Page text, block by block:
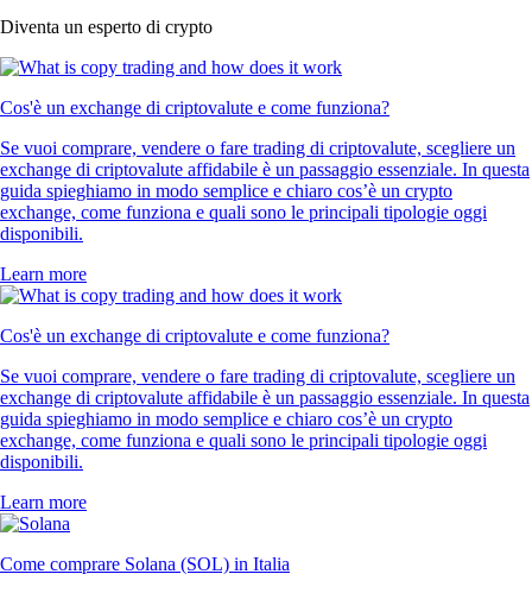
Diventa un esperto di crypto
Cos'è un exchange di criptovalute e come funziona?
Se vuoi comprare, vendere o fare trading di criptovalute, scegliere un
exchange di criptovalute affidabile è un passaggio essenziale. In questa
guida spieghiamo in modo semplice e chiaro cos’è un crypto
exchange, come funziona e quali sono le principali tipologie oggi
disponibili.
Learn more
Cos'è un exchange di criptovalute e come funziona?
Se vuoi comprare, vendere o fare trading di criptovalute, scegliere un
exchange di criptovalute affidabile è un passaggio essenziale. In questa
guida spieghiamo in modo semplice e chiaro cos’è un crypto
exchange, come funziona e quali sono le principali tipologie oggi
disponibili.
Learn more
Come comprare Solana (SOL) in Italia